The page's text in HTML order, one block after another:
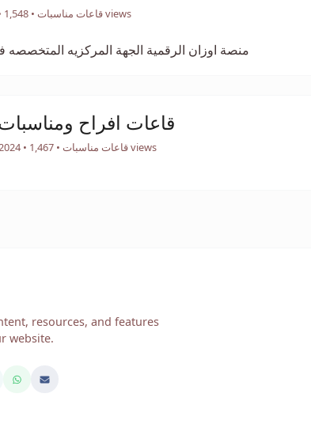
قاعات مناسبات• 1,548 views
منصة اوزان الرقمية الجهة المركزيه المتخصصه
قاعات افراح
• قاعات مناسبات• 1,467 views
resources, and features
website.